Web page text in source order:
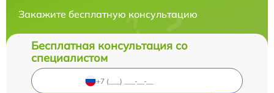
Закажите бесплатную консультацию
Бесплатная консультация со
специалистом